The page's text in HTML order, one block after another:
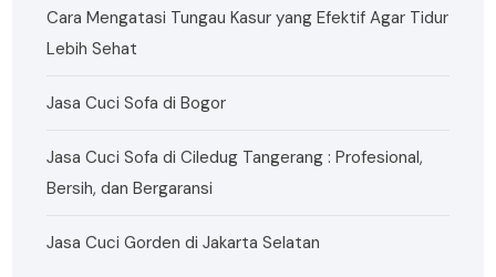
Cara Mengatasi Tungau Kasur yang Efektif Agar Tidur
Lebih Sehat
Jasa Cuci Sofa di Bogor
Jasa Cuci Sofa di Ciledug Tangerang : Profesional,
Bersih, dan Bergaransi
Jasa Cuci Gorden di Jakarta Selatan